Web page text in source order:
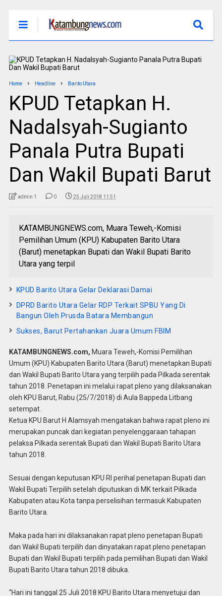
Home Headline Barito Utara
KPUD Tetapkan H.
Nadalsyah-Sugianto
Panala Putra Bupati
Dan Wakil Bupati Barut
admin 1 0 25 Juli 2018 11:51
KATAMBUNGNEWS.com, Muara Teweh,-Komisi
Pemilihan Umum (KPU) Kabupaten Barito Utara
(Barut) menetapkan Bupati dan Wakil Bupati Barito
Utara yang terpil
KPUD Barito Utara Gelar Deklarasi Damai
DPRD Barito Utara Gelar RDP Terkait SPBU Yang Di
Bangun Oleh Prusda Batara Membangun
Sukses, Barut Pertahankan Juara Umum FBIM
KATAMBUNGNEWS.com, Muara Teweh,-Komisi Pemilihan
Umum (KPU) Kabupaten Barito Utara (Barut) menetapkan Bupati
dan Wakil Bupati Barito Utara yang terpilih pada Pilkada serentak
tahun 2018. Penetapan ini melalui rapat pleno yang dilaksanakan
oleh KPU Barut, Rabu (25/7/2018) di Aula Bappeda Litbang
setempat.
Ketua KPU Barut H Alamsyah mengatakan bahwa rapat pleno ini
merupakan puncak dari kegiatan penyelenggaraan tahapan
pelaksa Pilkada serentak Bupati dan Wakil Bupati Barito Utara
tahun 2018.
Sesuai dengan keputusan KPU RI perihal penetapan Bupati dan
Wakil Bupati Terpilih setelah diputuskan di MK terkait Pilkada
Kabupaten atau Kota tanpa perselisihan termasuk Kabupaten
Barito Utara.
Maka pada hari ini dilaksanakan rapat pleno penetapan Bupati
dan Wakil Bupati terpilih dan dinyatakan rapat pleno penetapan
Bupati dan Wakil Bupati terpilih pada pemilihan Bupati dan Wakil
Bupati Barito Utara tahun 2018 dibuka.
“Hari ini tanggal 25 Juli 2018 KPU Barito Utara menyetujui dan